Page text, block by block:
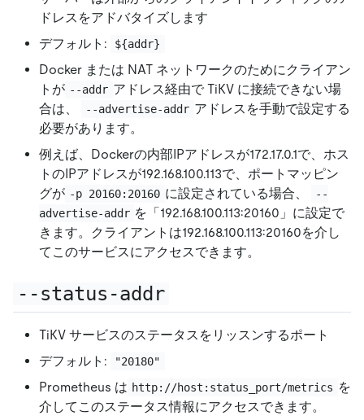
ドレスをアドバタイズします
デフォルト:
${addr}
Docker または NAT ネットワークのためにクライアン
トが --addr アドレス経由で TiKV に接続できない場
合は、
--advertise-addr アドレスを手動で設定する
必要があります。
例えば、Dockerの内部IPアドレスが172.17.0.1で、ホス
トのIPアドレスが192.168.100.113で、ポートマッピン
グが -p 20160:20160 に設定されている場合、
--
advertise-addr を「192.168.100.113:20160」に設定で
きます。クライアントは192.168.100.113:20160を介し
てこのサービスにアクセスできます。
--status-addr
TiKV サービスのステータスをリッスンするポート
デフォルト:
"20180"
Prometheus は http://host:status_port/metrics を
介してこのステータス情報にアクセスできます。